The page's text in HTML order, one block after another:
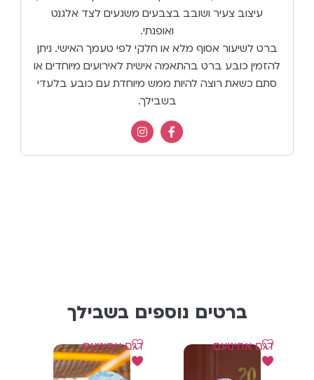
עיצוב צעיר ושובב בצבעים משגעים לצד אלגנט
ואופנתי.
ברט לשיעור אסוף מלא או חלקי לפי טעמך האישי. ניתן
להזמין כובע ברט בהתאמה אישית לאירועים מיוחדים או
סתם כשאת רוצה להיות ממש מיוחדת עם כובע בלעדי
בשבילך.
ברטים נוספים בשבילך
דגם אחינועם דגם אחינועם